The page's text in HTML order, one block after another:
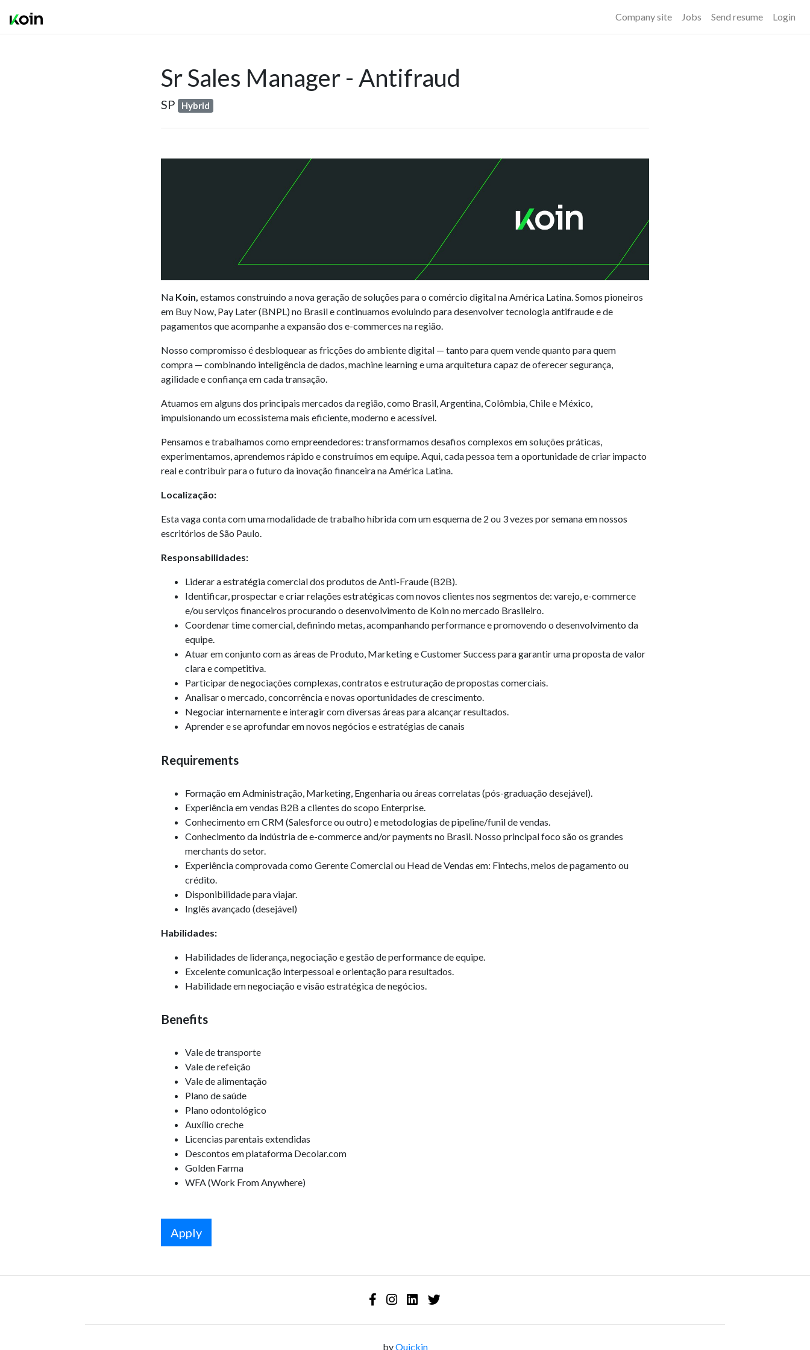
Company site Jobs Send resume Login
Sr Sales Manager - Antifraud
SP Hybrid
Na Koin, estamos construindo a nova geração de soluções para o comércio digital na América Latina. Somos pioneiros
em Buy Now, Pay Later (BNPL) no Brasil e continuamos evoluindo para desenvolver tecnologia antifraude e de
pagamentos que acompanhe a expansão dos e-commerces na região.
Nosso compromisso é desbloquear as fricções do ambiente digital — tanto para quem vende quanto para quem
compra — combinando inteligência de dados, machine learning e uma arquitetura capaz de oferecer segurança,
agilidade e confiança em cada transação.
Atuamos em alguns dos principais mercados da região, como Brasil, Argentina, Colômbia, Chile e México,
impulsionando um ecossistema mais eficiente, moderno e acessível.
Pensamos e trabalhamos como empreendedores: transformamos desafios complexos em soluções práticas,
experimentamos, aprendemos rápido e construímos em equipe. Aqui, cada pessoa tem a oportunidade de criar impacto
real e contribuir para o futuro da inovação financeira na América Latina.
Localização:
Esta vaga conta com uma modalidade de trabalho híbrida com um esquema de 2 ou 3 vezes por semana em nossos
escritórios de São Paulo.
Responsabilidades:
Liderar a estratégia comercial dos produtos de Anti-Fraude (B2B).
Identificar, prospectar e criar relações estratégicas com novos clientes nos segmentos de: varejo, e-commerce
e/ou serviços financeiros procurando o desenvolvimento de Koin no mercado Brasileiro.
Coordenar time comercial, definindo metas, acompanhando performance e promovendo o desenvolvimento da
equipe.
Atuar em conjunto com as áreas de Produto, Marketing e Customer Success para garantir uma proposta de valor
clara e competitiva.
Participar de negociações complexas, contratos e estruturação de propostas comerciais.
Analisar o mercado, concorrência e novas oportunidades de crescimento.
Negociar internamente e interagir com diversas áreas para alcançar resultados.
Aprender e se aprofundar em novos negócios e estratégias de canais
Requirements
Formação em Administração, Marketing, Engenharia ou áreas correlatas (pós-graduação desejável).
Experiência em vendas B2B a clientes do scopo Enterprise.
Conhecimento em CRM (Salesforce ou outro) e metodologias de pipeline/funil de vendas.
Conhecimento da indústria de e-commerce and/or payments no Brasil. Nosso principal foco são os grandes
merchants do setor.
Experiência comprovada como Gerente Comercial ou Head de Vendas em: Fintechs, meios de pagamento ou
crédito.
Disponibilidade para viajar.
Inglês avançado (desejável)
Habilidades:
Habilidades de liderança, negociação e gestão de performance de equipe.
Excelente comunicação interpessoal e orientação para resultados.
Habilidade em negociação e visão estratégica de negócios.
Benefits
Vale de transporte
Vale de refeição
Vale de alimentação
Plano de saúde
Plano odontológico
Auxílio creche
Licencias parentais extendidas
Descontos em plataforma Decolar.com
Golden Farma
WFA (Work From Anywhere)
Apply
byQuickin